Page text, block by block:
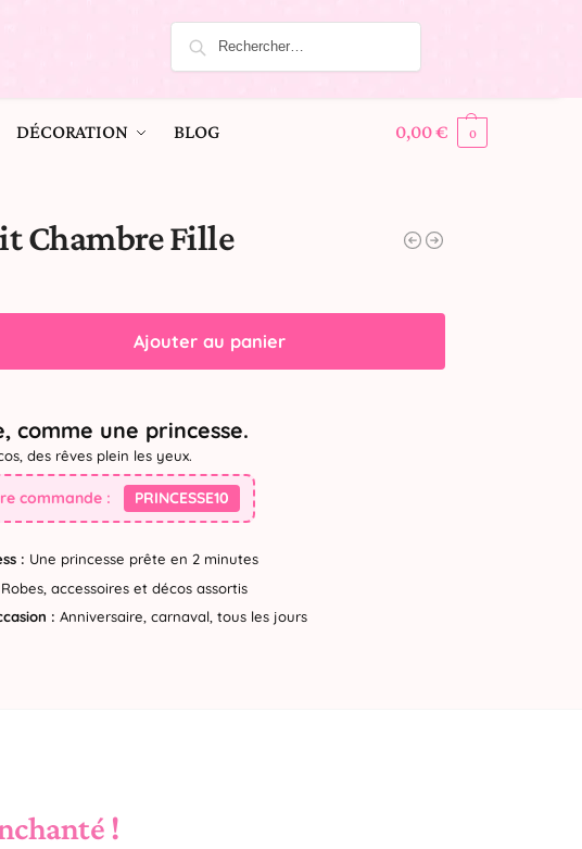
DÉCORATION BLOG 0,00€ 0
Chambre Fille
Ajouter au panier
comme une princesse.
des rêves plein les yeux.
commande : PRINCESSE10
: Une princesse prête en 2 minutes
Robes, accessoires et décos assortis
: Anniversaire, carnaval, tous les jours
!